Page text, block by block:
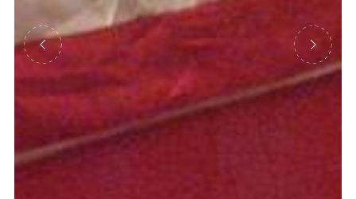
Précédent Suivant